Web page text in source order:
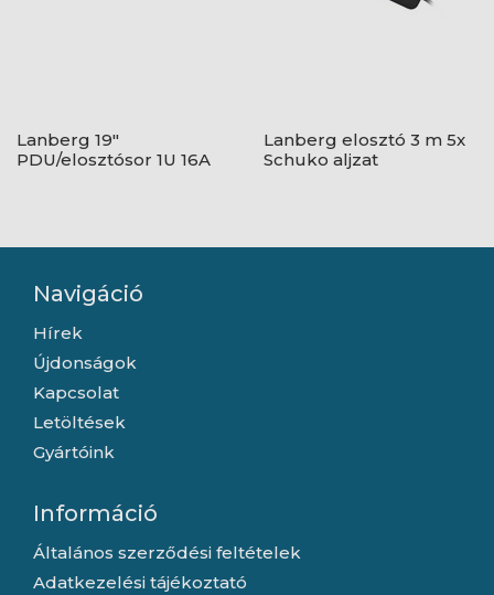
Lanberg 19"
PDU/elosztósor 1U 16A
Lanberg elosztó 3 m 5x
Schuko aljzat
Navigáció
Hírek
Újdonságok
Kapcsolat
Letöltések
Gyártóink
Információ
Általános szerződési feltételek
Adatkezelési tájékoztató